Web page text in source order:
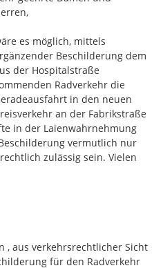
es möglich, mittels
Beschilderung dem
der Hospitalstraße
Radverkehr die
in den neuen
an der Fabrikstraße
in der Laienwahrnehmung
vermutlich nur
zulässig sein. Vielen
, aus verkehrsrechtlicher Sicht
für den Radverkehr